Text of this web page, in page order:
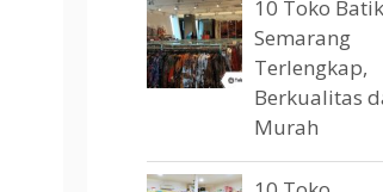
10 Toko
Semarang
Terlengkap,
Berkualitas
Murah